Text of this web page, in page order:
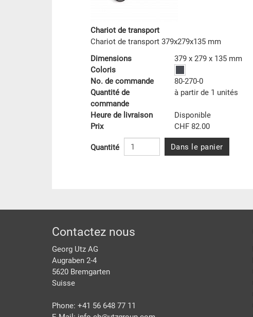
Chariot de transport
Chariot de transport 379x279x135 mm
Dimensions
379 x 279 x 135 mm
Coloris
No. de commande
80-270-0
Quantité de
commande
à partir de 1 unités
Heure de livraison
Disponible
Prix
CHF 82.00
Quantité Dans le panier
pied de page
Contactez nous
Georg Utz AG
Augraben 2-4
5620 Bremgarten
Suisse
Phone: +41 56 648 77 11